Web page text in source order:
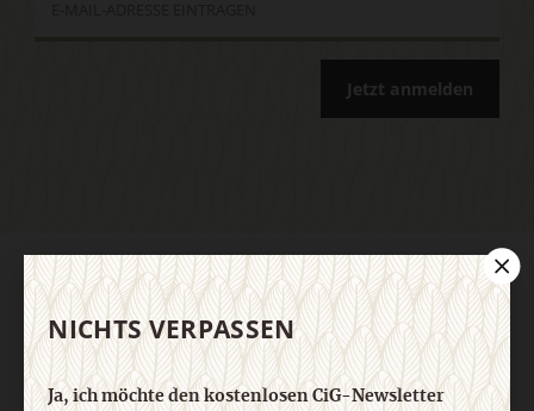
Jetzt anmelden
AGB und Widerrufsbelehrung Datenschutz
Barrierefreiheit
Impressum
Vertrag widerrufen Abo online kündigen
NICHTS VERPASSEN
Ja, ich möchte den kostenlosen CiG-Newsletter